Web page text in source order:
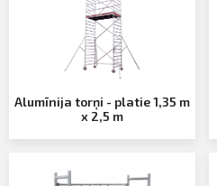
Sazināties
Iziet
Alumīnija torņi - platie 1,35 m
x 2,5 m